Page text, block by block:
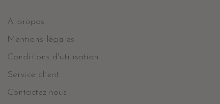
A propos
Mentions légales
Conditions d'utilisation
Service client
Contactez-nous